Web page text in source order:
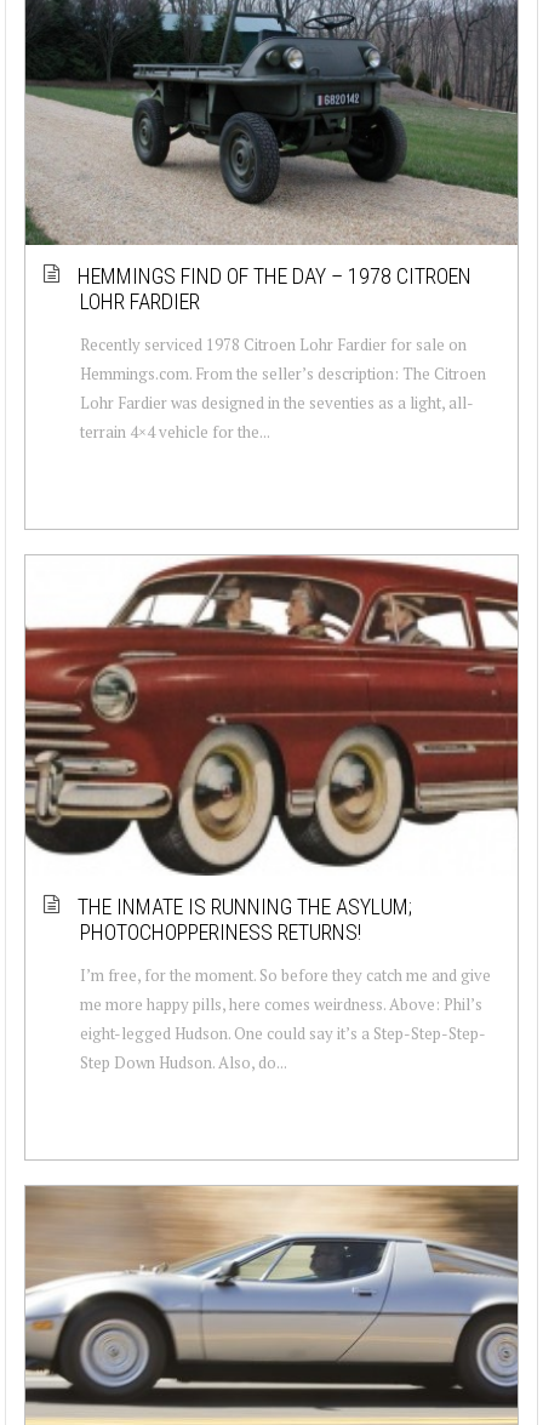
HEMMINGS FIND OF THE DAY – 1978 CITROEN
LOHR FARDIER
Recently serviced 1978 Citroen Lohr Fardier for sale on
Hemmings.com. From the seller’s description: The Citroen
Lohr Fardier was designed in the seventies as a light, all-
terrain 4×4 vehicle for the...
THE INMATE IS RUNNING THE ASYLUM;
PHOTOCHOPPERINESS RETURNS!
I’m free, for the moment. So before they catch me and give
me more happy pills, here comes weirdness. Above: Phil’s
eight-legged Hudson. One could say it’s a Step-Step-Step-
Step Down Hudson. Also, do...